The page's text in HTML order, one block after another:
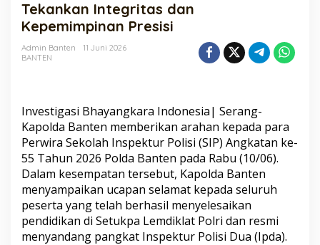
Perwira
SIP
55,
Presisi
Tekankan Integritas dan
Kepemimpinan Presisi
Admin Banten
11 Juni 2026
BANTEN
Investigasi Bhayangkara Indonesia| Serang-
Kapolda Banten memberikan arahan kepada para
Perwira Sekolah Inspektur Polisi (SIP) Angkatan ke-
55 Tahun 2026 Polda Banten pada Rabu (10/06).
Dalam kesempatan tersebut, Kapolda Banten
menyampaikan ucapan selamat kepada seluruh
peserta yang telah berhasil menyelesaikan
pendidikan di Setukpa Lemdiklat Polri dan resmi
menyandang pangkat Inspektur Polisi Dua (Ipda).